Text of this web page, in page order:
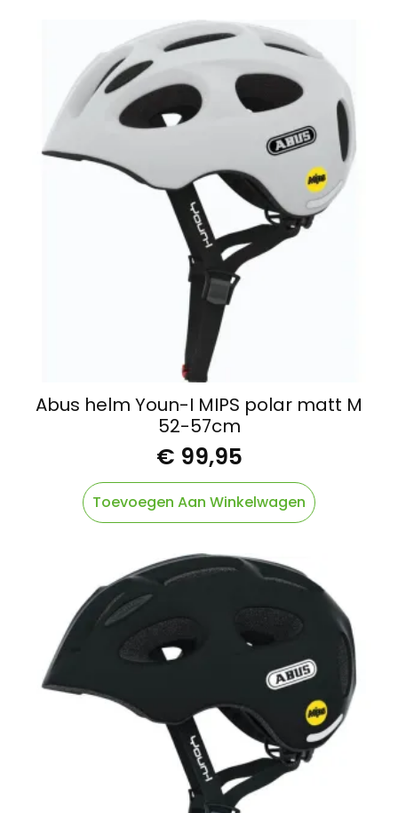
Abus helm Youn-I MIPS polar matt M
52-57cm
€ 99,95
Toevoegen Aan Winkelwagen